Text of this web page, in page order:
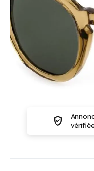
verified_user